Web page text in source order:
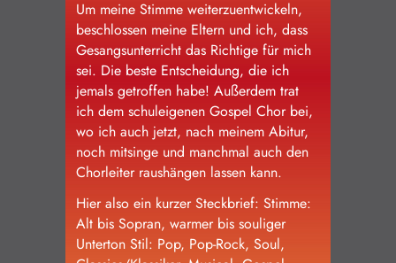
Um meine Stimme weiterzuentwickeln,
beschlossen meine Eltern und ich, dass
Gesangsunterricht das Richtige für mich
sei. Die beste Entscheidung, die ich
jemals getroffen habe! Außerdem trat
ich dem schuleigenen Gospel Chor bei,
wo ich auch jetzt, nach meinem Abitur,
noch mitsinge und manchmal auch den
Chorleiter raushängen lassen kann.
Hier also ein kurzer Steckbrief: Stimme:
Alt bis Sopran, warmer bis souliger
Unterton Stil: Pop, Pop-Rock, Soul,